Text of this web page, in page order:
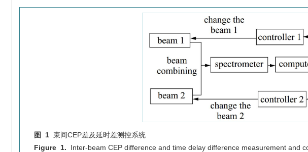
图 1 束间CEP差及延时差测控系统
Figure 1.
Inter-beam CEP difference and time delay difference measurement and